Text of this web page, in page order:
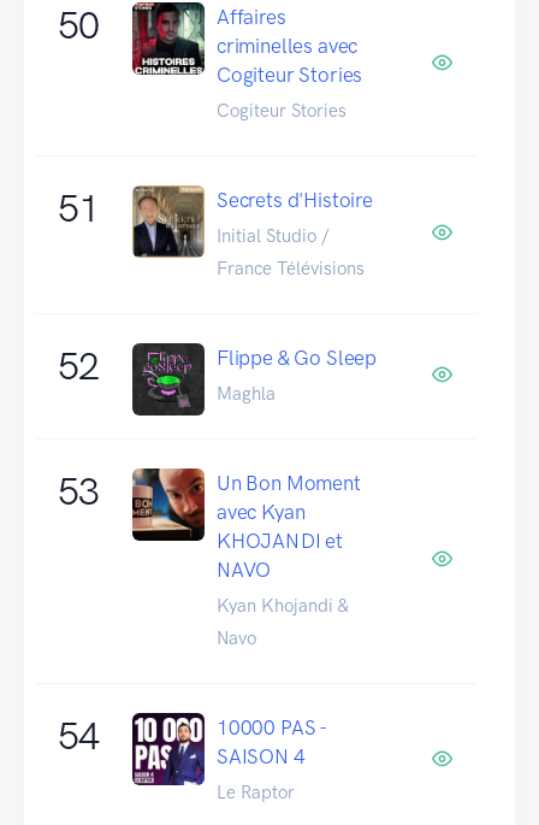
50
Affaires
criminelles avec
Cogiteur Stories
Cogiteur Stories
51 Secrets d'Histoire
Initial Studio /
France Télévisions
52 Flippe & Go Sleep
Maghla
53
Un Bon Moment
avec Kyan
KHOJANDI et
NAVO
Kyan Khojandi &
Navo
54
10000 PAS -
SAISON 4
Le Raptor